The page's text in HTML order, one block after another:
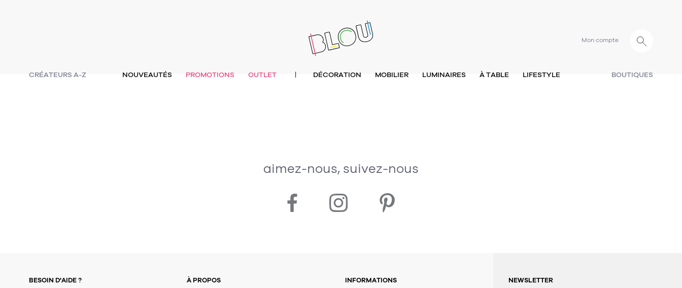
Mon compte
CRÉATEURS A-Z BOUTIQUES
NOUVEAUTÉS PROMOTIONS OUTLET | DÉCORATION MOBILIER LUMINAIRES À TABLE LIFESTYLE
aimez-nous, suivez-nous
NEWSLETTER
BESOIN D'AIDE ? À PROPOS INFORMATIONS